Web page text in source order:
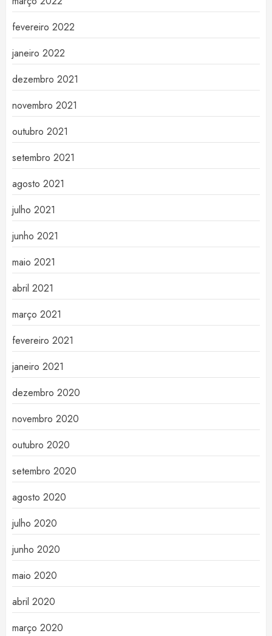
fevereiro 2022
janeiro 2022
dezembro 2021
novembro 2021
outubro 2021
setembro 2021
agosto 2021
julho 2021
junho 2021
maio 2021
abril 2021
março 2021
fevereiro 2021
janeiro 2021
dezembro 2020
novembro 2020
outubro 2020
setembro 2020
agosto 2020
julho 2020
junho 2020
maio 2020
abril 2020
março 2020